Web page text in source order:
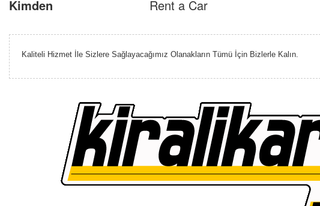
Kimden
Rent a Car
Kaliteli Hizmet İle Sizlere Sağlayacağımız Olanakların Tümü İçin Bizlerle Kalın.